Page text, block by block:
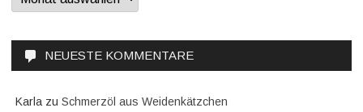
NEUESTE KOMMENTARE
Karlazu Schmerzöl aus Weidenkätzchen